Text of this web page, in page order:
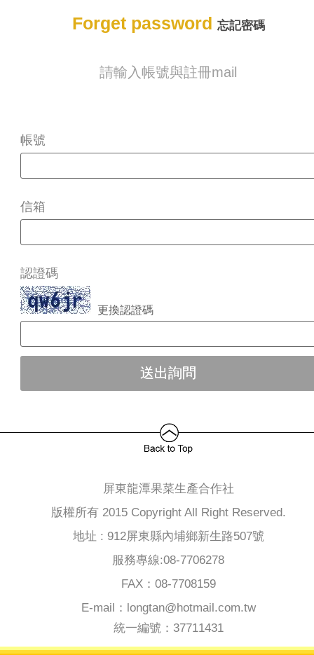
Forget password 忘記密碼
請輸入帳號與註冊mail
帳號
信箱
認證碼
更換認證碼
屏東龍潭果菜生產合作社
版權所有 2015 Copyright All Right Reserved.
地址 : 912屏東縣內埔鄉新生路507號
服務專線:08-7706278
FAX：08-7708159
E-mail：longtan@hotmail.com.tw
統一編號：37711431